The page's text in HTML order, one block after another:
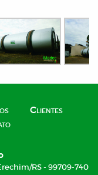
Clientes
RS - 99709-740